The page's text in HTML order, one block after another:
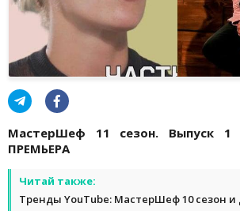
МастерШеф 11 сезон. Выпуск 1
ПРЕМЬЕРА
Читай также:
Тренды YouTube: МастерШеф 10 сезон